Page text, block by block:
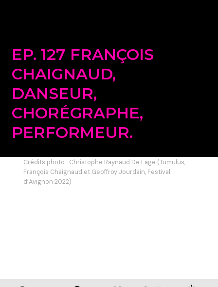
EP. 127 FRANÇOIS
CHAIGNAUD,
DANSEUR,
CHORÉGRAPHE,
PERFORMEUR.
Crédits photo : Christophe Raynaud De Lage (Tumulus,
François Chaignaud et Geoffroy Jourdain, Festival
d’Avignon 2022)